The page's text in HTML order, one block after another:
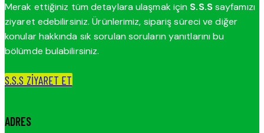
Merak ettiğiniz tüm detaylara ulaşmak için S.S.Ssayfamızı
ziyaret edebilirsiniz. Ürünlerimiz, sipariş süreci ve diğer
konular hakkında sık sorulan soruların yanıtlarını bu
bölümde bulabilirsiniz.
S.S.S ZİYARET ET
ADRES